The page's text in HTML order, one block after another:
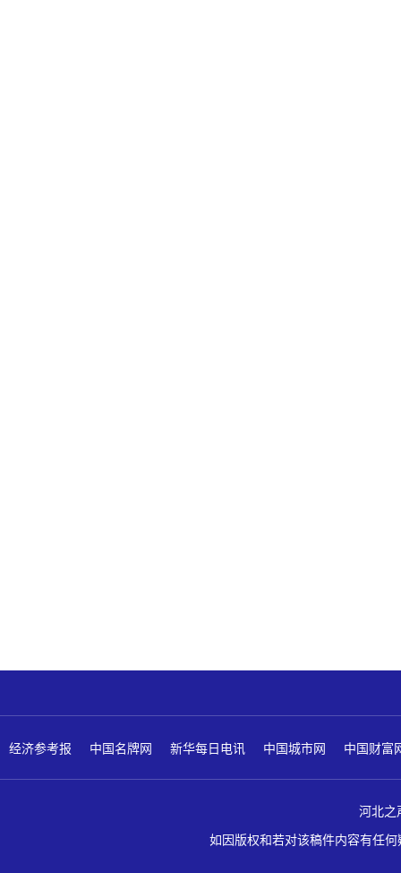
经济参考报 中国名牌网 新华每日电讯 中国城市网 中国财富
河北之
如因版权和若对该稿件内容有任